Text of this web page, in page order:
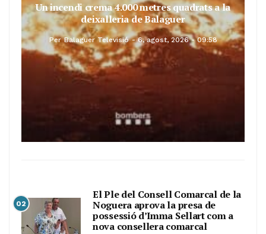
Un incendi crema 4.000 metres quadrats a la
deixalleria de Balaguer
Per Balaguer Televisió 6, agost, 2026 - 09:58
02
El Ple del Consell Comarcal de la
Noguera aprova la presa de
possessió d’Imma Sellart com a
nova consellera comarcal